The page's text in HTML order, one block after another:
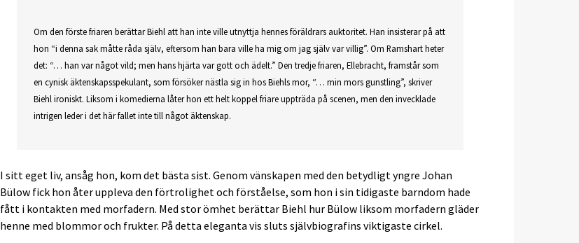
Om den förste friaren berättar Biehl att han inte ville utnyttja hennes föräldrars auktoritet. Han insisterar på att
hon “i denna sak måtte råda själv, eftersom han bara ville ha mig om jag själv var villig”. Om Ramshart heter
det: “… han var något vild; men hans hjärta var gott och ädelt.” Den tredje friaren, Ellebracht, framstår som
en cynisk äktenskapsspekulant, som försöker nästla sig in hos Biehls mor, “… min mors gunstling”, skriver
Biehl ironiskt. Liksom i komedierna låter hon ett helt koppel friare uppträda på scenen, men den invecklade
intrigen leder i det här fallet inte till något äktenskap.
I sitt eget liv, ansåg hon, kom det bästa sist. Genom vänskapen med den betydligt yngre Johan
Bülow fick hon åter uppleva den förtrolighet och förståelse, som hon i sin tidigaste barndom hade
fått i kontakten med morfadern. Med stor ömhet berättar Biehl hur Bülow liksom morfadern gläder
henne med blommor och frukter. På detta eleganta vis sluts självbiografins viktigaste cirkel.